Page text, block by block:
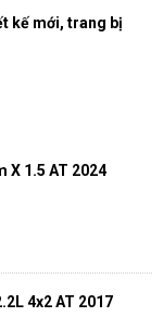
kế mới, trang bị
X 1.5 AT 2024
4x2 AT 2017